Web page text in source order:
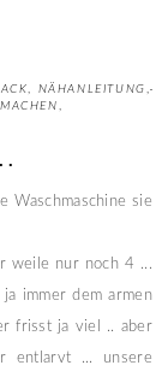
NÄHANLEITUNG ,
Waschmaschine sie
weile nur noch 4 ...
immer dem armen
frisst ja viel .. aber
entlarvt ... unsere